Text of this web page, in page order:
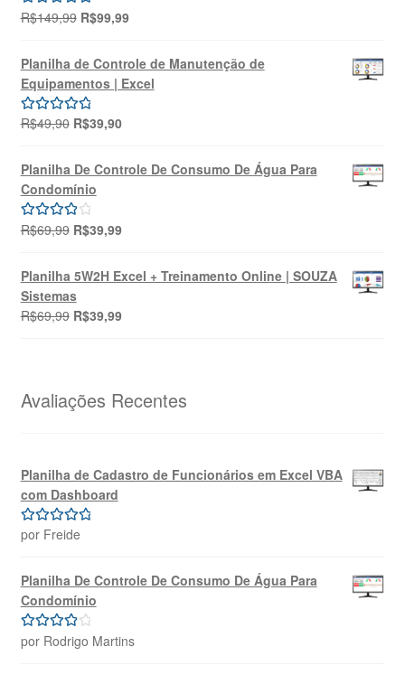
Avaliação
R$149,99 O
original
era:
R$149,99.
R$99,99O
atual
é:
R$99,99.
Planilha de Controle de Manutenção de
Equipamentos | Excel
Avaliação
R$49,90 O
original
era:
R$49,90.
R$39,90O
atual
é:
Planilha De Controle De Consumo De Água Para
Condomínio
Avaliação
R$69,99 O
original
era:
R$69,99.
R$39,99O
atual
é:
R$39,99.
Planilha 5W2H Excel + Treinamento Online | SOUZA
Sistemas
R$69,99 O
R$69,99.
R$39,99O
R$39,99.
Avaliações Recentes
Planilha de Cadastro de Funcionários em Excel VBA
com Dashboard
Avaliação5
por Freide
Planilha De Controle De Consumo De Água Para
Condomínio
Avaliação
por Rodrigo Martins